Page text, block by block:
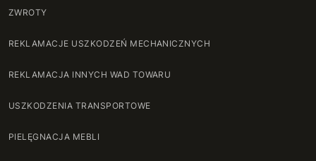
ZWROTY
REKLAMACJE USZKODZEŃ MECHANICZNYCH
REKLAMACJA INNYCH WAD TOWARU
USZKODZENIA TRANSPORTOWE
PIELĘGNACJA MEBLI